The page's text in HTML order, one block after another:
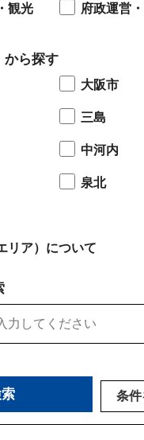
観光 府政運営
から探す
大阪市
三島
中河内
泉北
リア）について
条